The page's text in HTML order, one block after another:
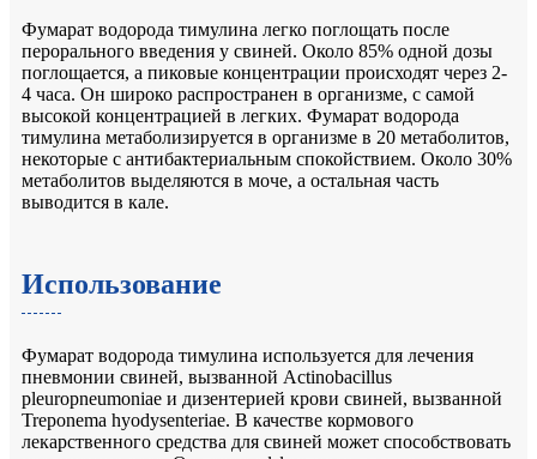
Фумарат водорода тимулина легко поглощать после
перорального введения у свиней. Около 85% одной дозы
поглощается, а пиковые концентрации происходят через 2-
4 часа. Он широко распространен в организме, с самой
высокой концентрацией в легких. Фумарат водорода
тимулина метаболизируется в организме в 20 метаболитов,
некоторые с антибактериальным спокойствием. Около 30%
метаболитов выделяются в моче, а остальная часть
выводится в кале.
Использование
Фумарат водорода тимулина используется для лечения
пневмонии свиней, вызванной Actinobacillus
pleuropneumoniae и дизентерией крови свиней, вызванной
Treponema hyodysenteriae. В качестве кормового
лекарственного средства для свиней может способствовать